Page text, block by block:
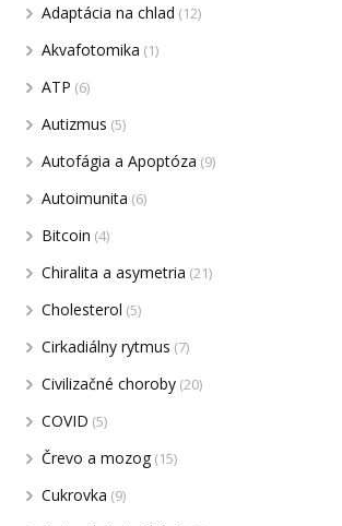
Adaptácia na chlad (12)
Akvafotomika (1)
ATP (6)
Autizmus (5)
Autofágia a Apoptóza (9)
Autoimunita (6)
Bitcoin (4)
Chiralita a asymetria (21)
Cholesterol (5)
Cirkadiálny rytmus (7)
Civilizačné choroby (20)
COVID (5)
Črevo a mozog (15)
Cukrovka (9)